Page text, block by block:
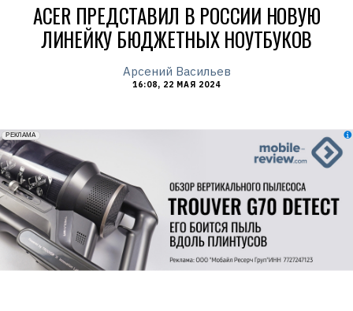
ACER ПРЕДСТАВИЛ В РОССИИ НОВУЮ
ЛИНЕЙКУ БЮДЖЕТНЫХ НОУТБУКОВ
Арсений Васильев
16:08, 22 МАЯ 2024
erid: 2VfnxxmNzs5
РЕКЛАМА